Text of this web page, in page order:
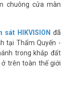
chuông cửa màn
sát HIKVISION đã
tại Thẩm Quyến -
trong khắp đất
trên toàn thế giới